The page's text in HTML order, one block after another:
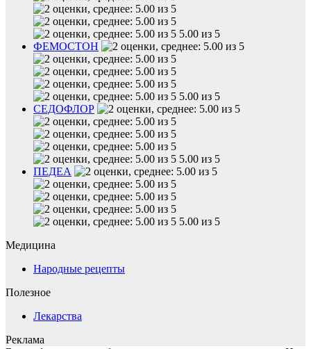
5.00 из 5
ФЕМОСТОН
5.00 из 5
СЕДОФЛОР
5.00 из 5
ПЕДЕА
5.00 из 5
Медицина
Народные рецепты
Полезное
Лекарства
Реклама